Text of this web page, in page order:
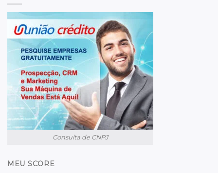
Consulta de CNPJ
MEU SCORE